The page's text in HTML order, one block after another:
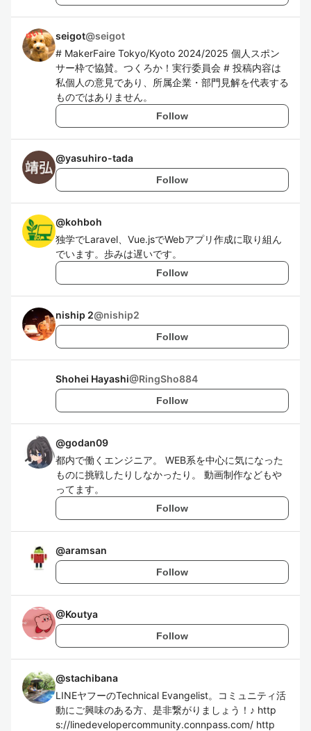
seigot@seigot
# MakerFaire Tokyo/Kyoto 2024/2025 個人スポン
サー枠で協賛。つくろか！実行委員会 # 投稿内容は
私個人の意見であり、所属企業・部門見解を代表する
ものではありません。
Follow
@yasuhiro-tada
Follow
@kohboh
独学でLaravel、Vue.jsでWebアプリ作成に取り組ん
でいます。歩みは遅いです。
Follow
niship 2@niship2
Follow
Shohei Hayashi@RingSho884
Follow
@godan09
都内で働くエンジニア。 WEB系を中心に気になった
ものに挑戦したりしなかったり。 動画制作などもや
ってます。
Follow
@aramsan
Follow
@Koutya
Follow
@stachibana
LINEヤフーのTechnical Evangelist。コミュニティ活
動にご興味のある方、是非繋がりましょう！♪ http
s://linedevelopercommunity.connpass.com/ http